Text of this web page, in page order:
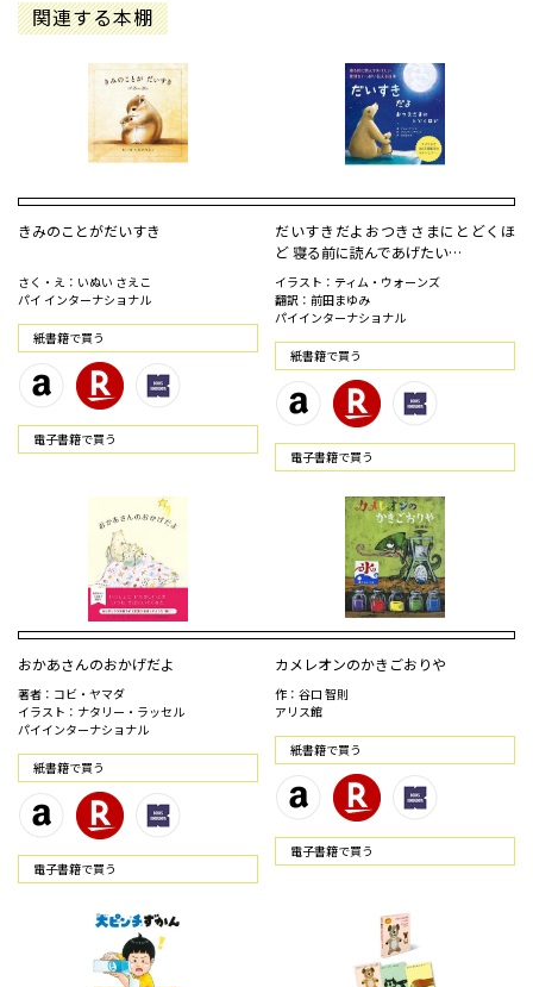
関連する本棚
きみのことがだいすき
さく・え：いぬい さえこ
パイ インターナショナル
紙書籍で買う
電⼦書籍で買う
だいすきだよおつきさまにとどくほ
ど 寝る前に読んであげたい…
イラスト：ティム・ウォーンズ
翻訳：前田まゆみ
パイインターナショナル
紙書籍で買う
電⼦書籍で買う
おかあさんのおかげだよ
著者：コビ・ヤマダ
イラスト：ナタリー・ラッセル
パイインターナショナル
紙書籍で買う
電⼦書籍で買う
カメレオンのかきごおりや
作：谷口 智則
アリス館
紙書籍で買う
電⼦書籍で買う